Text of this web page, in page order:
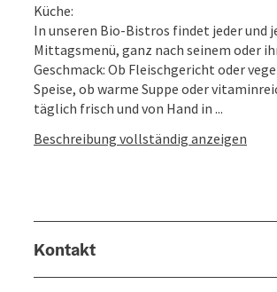
Küche:
In unseren Bio-Bistros findet jeder und
Mittagsmenü, ganz nach seinem oder
Geschmack: Ob Fleischgericht oder
Speise, ob warme Suppe oder
täglich frisch und von Hand in ...
Beschreibung vollständig anzeigen
Kontakt